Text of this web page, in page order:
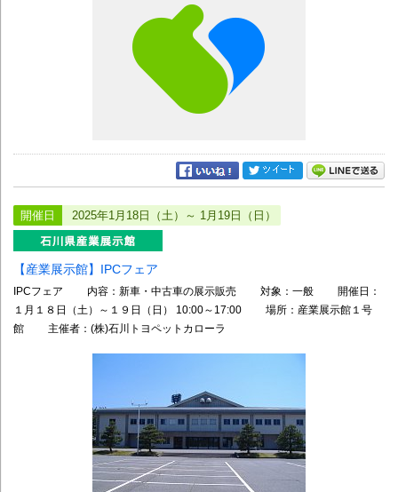
開催日 2025年1月18日（土）～ 1月19日（日）
【産業展示館】IPCフェア
IPCフェア 内容：新車・中古車の展示販売 対象：一般 開催日：
１月１８日（土）～１９日（日） 10:00～17:00 場所：産業展示館１号
館 主催者：(株)石川トヨペットカローラ